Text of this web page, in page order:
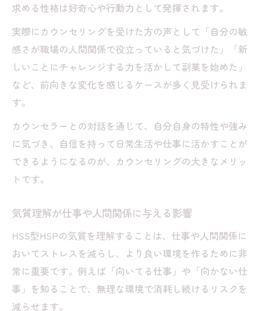
求める性格は好奇心や行動力として発揮されます。
実際にカウンセリングを受けた方の声として「自分の敏
感さが職場の人間関係で役立っていると気づけた」「新
しいことにチャレンジする力を活かして副業を始めた」
など、前向きな変化を感じるケースが多く見受けられま
す。
カウンセラーとの対話を通じて、自分自身の特性や強み
に気づき、自信を持って日常生活や仕事に活かすことが
できるようになるのが、カウンセリングの大きなメリッ
トです。
気質理解が仕事や人間関係に与える影響
HSS型HSPの気質を理解することは、仕事や人間関係に
おいてストレスを減らし、より良い環境を作るために非
常に重要です。例えば「向いてる仕事」や「向かない仕
事」を知ることで、無理な環境で消耗し続けるリスクを
減らせます。